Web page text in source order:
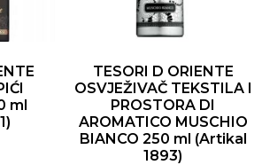
ml
TESORI D ORIENTE
OSVJEŽIVAČ TEKSTILA I
PROSTORA DI
AROMATICO MUSCHIO
BIANCO 250 ml (Artikal
1893)